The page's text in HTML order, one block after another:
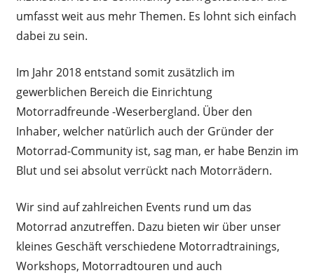
umfasst weit aus mehr Themen. Es lohnt sich einfach
dabei zu sein.
Im Jahr 2018 entstand somit zusätzlich im
gewerblichen Bereich die Einrichtung
Motorradfreunde -Weserbergland. Über den
Inhaber, welcher natürlich auch der Gründer der
Motorrad-Community ist, sag man, er habe Benzin im
Blut und sei absolut verrückt nach Motorrädern.
Wir sind auf zahlreichen Events rund um das
Motorrad anzutreffen. Dazu bieten wir über unser
kleines Geschäft verschiedene Motorradtrainings,
Workshops, Motorradtouren und auch